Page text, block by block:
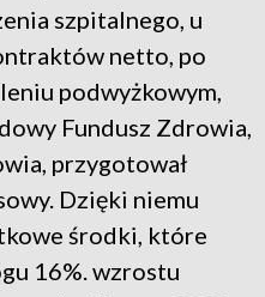
szpitalnego, u
netto, po
podwyżkowym,
Fundusz Zdrowia,
przygotował
Dzięki niemu
środki, które
16%. wzrostu